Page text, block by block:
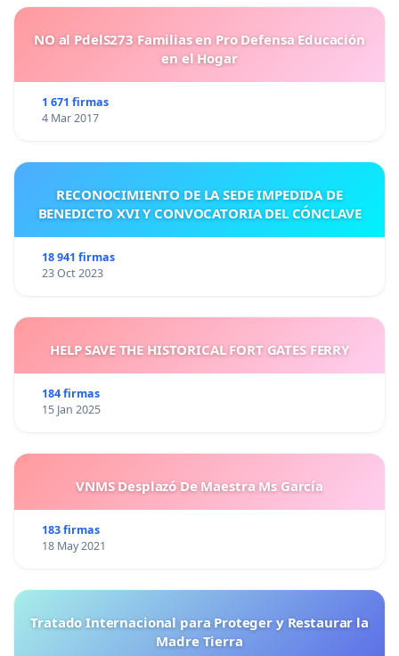
NO al PdelS273 Familias en Pro Defensa Educación
en el Hogar
1 671 firmas
4 Mar 2017
RECONOCIMIENTO DE LA SEDE IMPEDIDA DE
BENEDICTO XVI Y CONVOCATORIA DEL CÓNCLAVE
18 941 firmas
23 Oct 2023
HELP SAVE THE HISTORICAL FORT GATES FERRY
184 firmas
15 Jan 2025
VNMS Desplazó De Maestra Ms García
183 firmas
18 May 2021
Tratado Internacional para Proteger y Restaurar la
Madre Tierra